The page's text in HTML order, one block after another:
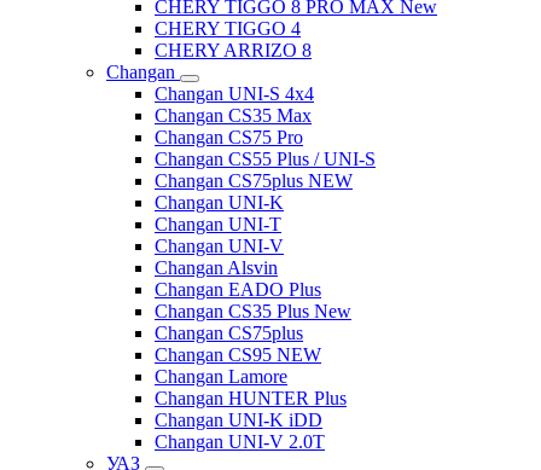
CHERY TIGGO 8 PRO MAX New
CHERY TIGGO 4
CHERY ARRIZO 8
Changan
Changan UNI-S 4x4
Changan CS35 Max
Changan CS75 Pro
Changan CS55 Plus / UNI-S
Changan CS75plus NEW
Changan UNI-K
Changan UNI-T
Changan UNI-V
Changan Alsvin
Changan EADO Plus
Changan CS35 Plus New
Changan CS75plus
Changan CS95 NEW
Changan Lamore
Changan HUNTER Plus
Changan UNI-K iDD
Changan UNI-V 2.0T
УАЗ